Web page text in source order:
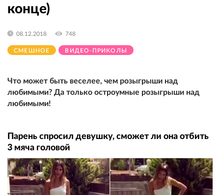
конце)
СМЕШНОЕ ВИДЕО-ПРИКОЛЫ
08.12.2018 748
Что может быть веселее, чем розыгрыши над
любимыми? Да только остроумные розыгрыши над
любимыми!
Парень спросил девушку, сможет ли она отбить
3 мяча головой